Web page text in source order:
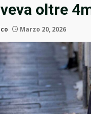
oltre
Marzo 20, 2026